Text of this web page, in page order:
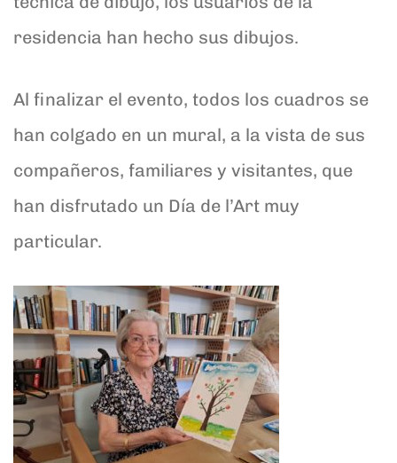
residencia han hecho sus dibujos.
Al finalizar el evento, todos los cuadros se
han colgado en un mural, a la vista de sus
compañeros, familiares y visitantes, que
han disfrutado un Día de l’Art muy
particular.